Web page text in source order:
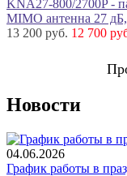
KNA27-800/2700P -
MIMO антенна 27
13 200 руб. 12 700
Новости
04.06.2026
График работы в